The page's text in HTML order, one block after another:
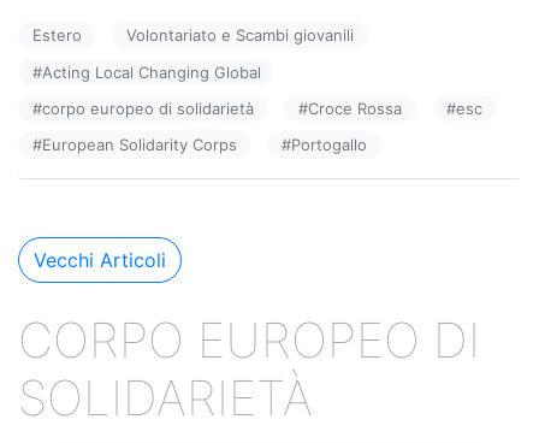
b
o
o
k
dI
n
vi
di
Estero
Volontariato e Scambi giovanili
#Acting Local Changing Global
#corpo europeo di solidarietà #Croce Rossa #esc
#European Solidarity Corps #Portogallo
Navigazione
Vecchi Articoli
CORPO EUROPEO DI
SOLIDARIETÀ